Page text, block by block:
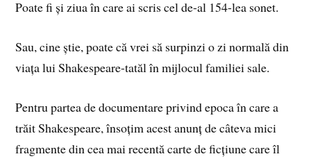
Poate fi și ziua în care ai scris cel de-al 154-lea sonet.
Sau, cine știe, poate că vrei să surpinzi o zi normală din
viața lui Shakespeare-tatăl în mijlocul familiei sale.
Pentru partea de documentare privind epoca în care a
trăit Shakespeare, însoțim acest anunț de câteva mici
fragmente din cea mai recentă carte de ficțiune care îl